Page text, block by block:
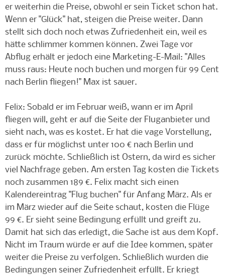
er weiterhin die Preise, obwohl er sein Ticket schon hat.
Wenn er "Glück" hat, steigen die Preise weiter. Dann
stellt sich doch noch etwas Zufriedenheit ein, weil es
hätte schlimmer kommen können. Zwei Tage vor
Abflug erhält er jedoch eine Marketing-E-Mail: "Alles
muss raus: Heute noch buchen und morgen für 99 Cent
nach Berlin fliegen!" Max ist sauer.
Felix: Sobald er im Februar weiß, wann er im April
fliegen will, geht er auf die Seite der Fluganbieter und
sieht nach, was es kostet. Er hat die vage Vorstellung,
dass er für möglichst unter 100 € nach Berlin und
zurück möchte. Schließlich ist Ostern, da wird es sicher
viel Nachfrage geben. Am ersten Tag kosten die Tickets
noch zusammen 189 €. Felix macht sich einen
Kalendereintrag "Flug buchen" für Anfang März. Als er
im März wieder auf die Seite schaut, kosten die Flüge
99 €. Er sieht seine Bedingung erfüllt und greift zu.
Damit hat sich das erledigt, die Sache ist aus dem Kopf.
Nicht im Traum würde er auf die Idee kommen, später
weiter die Preise zu verfolgen. Schließlich wurden die
Bedingungen seiner Zufriedenheit erfüllt. Er kriegt